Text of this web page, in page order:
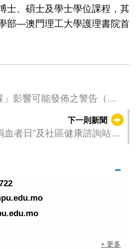
士、碩士及學士學位課程，其
部—澳門理工大學護理書院首
影響可能發佈之警告（更
下一則新聞
血者日”及社區健康諮詢站系
+ 更多